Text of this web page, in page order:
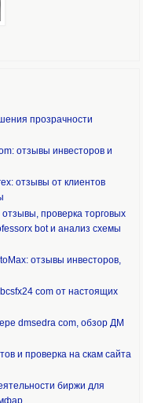
прозрачности
отзывы инвесторов и
отзывы от клиентов
проверка торговых
bot и анализ схемы
отзывы инвесторов,
com от настоящих
dmsedra com, обзор ДМ
и проверка на скам сайта
биржи для